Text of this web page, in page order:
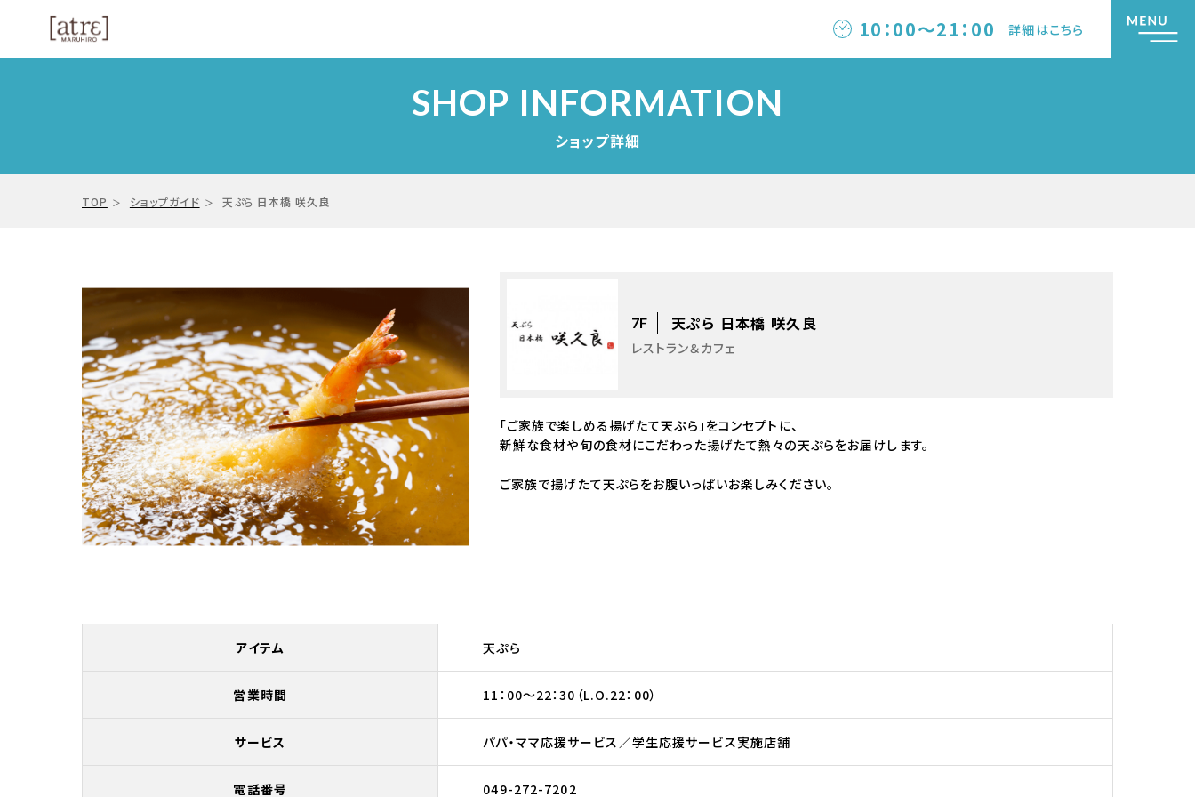
10：00～21：00 詳細はこちら
SHOP INFORMATION
ショップ詳細
TOP ショップガイド 天ぷら 日本橋 咲久良
7F 天ぷら 日本橋 咲久良
レストラン＆カフェ
「ご家族で楽しめる揚げたて天ぷら」をコンセプトに、
新鮮な食材や旬の食材にこだわった揚げたて熱々の天ぷらをお届けします。
ご家族で揚げたて天ぷらをお腹いっぱいお楽しみください。
アイテム 天ぷら
営業時間 11：00～22：30（L.O.22：00）
サービス パパ・ママ応援サービス／学生応援サービス実施店舗
電話番号 049-272-7202